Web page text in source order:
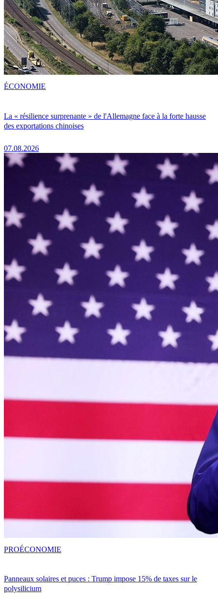
La « résilience surprenante » de l'Allemagne face à la forte hausse
des exportations chinoises
07.08.2026
ÉCONOMIE
Panneaux solaires et puces : Trump impose 15% de taxes sur le
polysilicium
PROÉCONOMIE